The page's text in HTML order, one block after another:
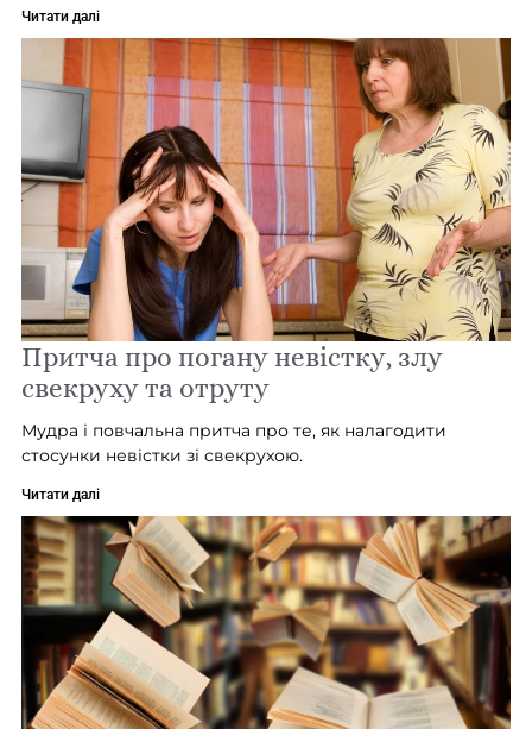
Читати далі
Притча про погану невістку, злу
свекруху та отруту
Мудра і повчальна притча про те, як налагодити
стосунки невістки зі свекрухою.
Читати далі